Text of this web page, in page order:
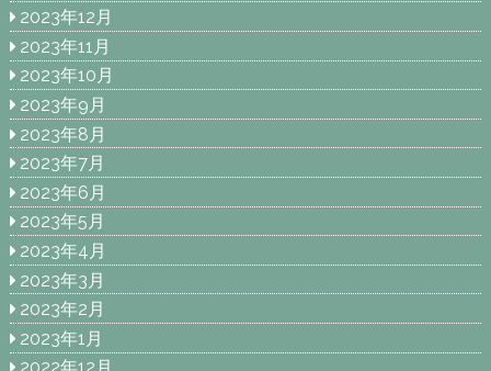
2023年12月
2023年11月
2023年10月
2023年9月
2023年8月
2023年7月
2023年6月
2023年5月
2023年4月
2023年3月
2023年2月
2023年1月